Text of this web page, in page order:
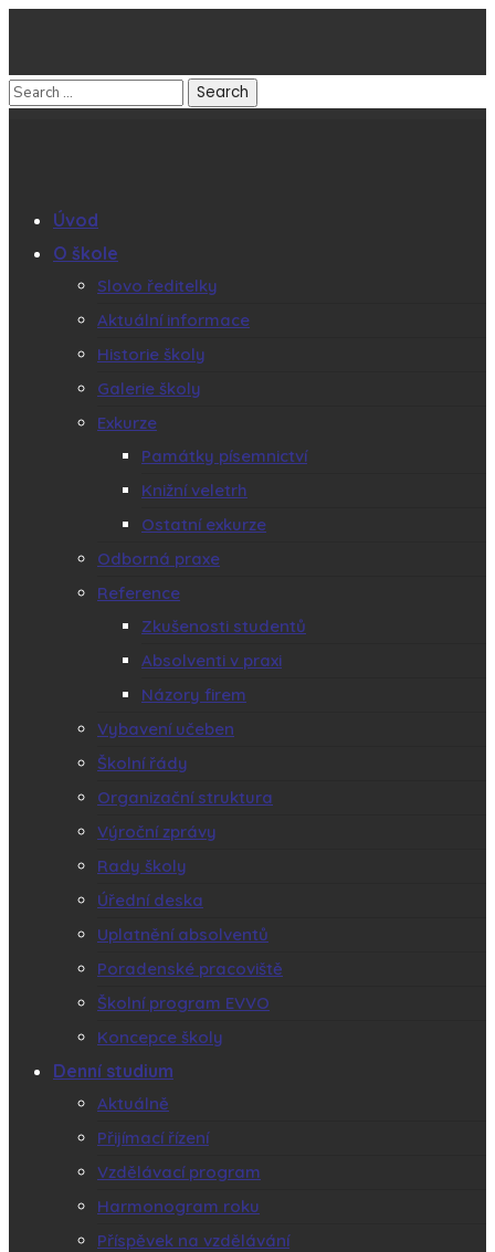
Úvod
O škole
Slovo ředitelky
Aktuální informace
Historie školy
Galerie školy
Exkurze
Památky písemnictví
Knižní veletrh
Ostatní exkurze
Odborná praxe
Reference
Zkušenosti studentů
Absolventi v praxi
Názory firem
Vybavení učeben
Školní řády
Organizační struktura
Výroční zprávy
Rady školy
Úřední deska
Uplatnění absolventů
Poradenské pracoviště
Školní program EVVO
Koncepce školy
Denní studium
Aktuálně
Přijímací řízení
Vzdělávací program
Harmonogram roku
Příspěvek na vzdělávání